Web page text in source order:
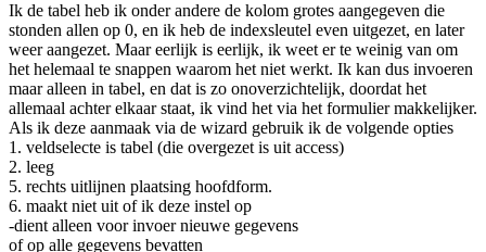
Ik de tabel heb ik onder andere de kolom grotes aangegeven die
stonden allen op 0, en ik heb de indexsleutel even uitgezet, en later
weer aangezet. Maar eerlijk is eerlijk, ik weet er te weinig van om
het helemaal te snappen waarom het niet werkt. Ik kan dus invoeren
maar alleen in tabel, en dat is zo onoverzichtelijk, doordat het
allemaal achter elkaar staat, ik vind het via het formulier makkelijker.
Als ik deze aanmaak via de wizard gebruik ik de volgende opties
1. veldselecte is tabel (die overgezet is uit access)
2. leeg
5. rechts uitlijnen plaatsing hoofdform.
6. maakt niet uit of ik deze instel op
-dient alleen voor invoer nieuwe gegevens
of op alle gegevens bevatten